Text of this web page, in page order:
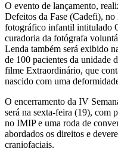
O evento de lançamento,
Defeitos da Fase (Cadefi),
fotográfico infantil intitulado
curadoria da fotógrafa
Lenda também será exibido
de 100 pacientes da unidade
filme Extraordinário, que
nascido com uma
O encerramento da IV
será na sexta-feira (19), com
no IMIP e uma roda de
abordados os direitos e
craniofaciais.